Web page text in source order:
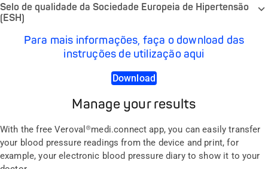
Selo de qualidade da Sociedade Europeia de Hipertensão
(ESH)
Para mais informações, faça o download das
instruções de utilização aqui
Download
Manage your results
With the free Veroval ®medi.connect app, you can easily transfer
your blood pressure readings from the device and print, for
example, your electronic blood pressure diary to show it to your